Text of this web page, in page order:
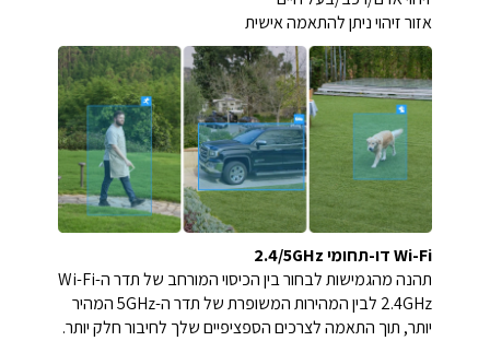
אזור זיהוי ניתן להתאמה אישית
Wi-Fi דו-תחומי 2.4/5GHz
תהנה מהגמישות לבחור בין הכיסוי המורחב של תדר ה-Wi-Fi
2.4GHz לבין המהירות המשופרת של תדר ה-5GHz המהיר
יותר, תוך התאמה לצרכים הספציפיים שלך לחיבור חלק יותר.